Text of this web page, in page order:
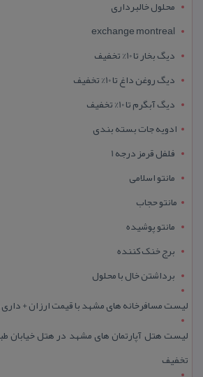
محلول خالبرداری
exchange montreal
دیگ بخار تا 10% تخفیف
دیگ روغن داغ تا 10% تخفیف
دیگ آبگرم تا 10% تخفیف
ادویه جات بسته بندی
فلفل قرمز درجه 1
مانتو اسلامی
مانتو حجاب
مانتو پوشیده
برج خنک کننده
برداشتن خال با محلول
لیست مسافرخانه های مشهد با قیمت ارزان + داری پارکینگ
تخفیف